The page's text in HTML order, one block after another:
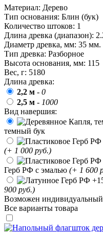
День матери (последнее
ноября)
5 декабря, День начала
контрнаступления советских
9 декабря, Международный день
борьбы с коррупцией
9 декабря, День Героев
12 декабря, День конституции
20 декабря, День работника
безопасности
Новогоднее оформление
Рождество Христово
19 января, Крещение Господне
22 января, День дедушки
25 января, Татьянин день
14 февраля, День Святого
Валентина
Материал: Дерево
Тип основания: Блин (бук)
Количество штоков: 1
Длина древка (диапазон):
Диаметр древка, мм: 35 мм.
Тип древка: Разборное
Высота основания, мм: 115
Вес, г: 5180
Длина древка:
2,2 м - 0
2,5 м - 1000
Вид навершия:
темный бук
(+ 1 000 руб.)
Герб РФ с эмалью (+ 1 600
900 руб.)
Возможен индивидуальный
Все варианты товара